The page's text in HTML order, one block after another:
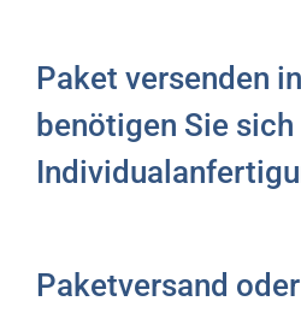
Paket versenden
benötigen Sie sich
Paketversand